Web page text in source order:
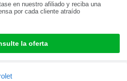
en nuestro afiliado y reciba una
por cada cliente atraído
la oferta